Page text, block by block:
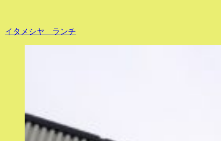
イタメシヤ ランチ